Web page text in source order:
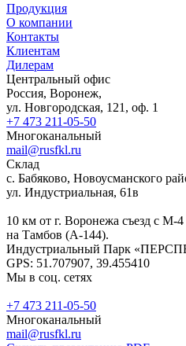
Продукция
О компании
Контакты
Клиентам
Дилерам
Центральный офис
Россия, Воронеж,
ул. Новгородская, 121, оф. 1
+7 473 211-05-50
Многоканальный
mail@rusfkl.ru
Склад
с. Бабяково, Новоусманского
ул. Индустриальная, 61в
10 км от г. Воронежа съезд с М-4
на Тамбов (А-144).
Индустриальный Парк
GPS: 51.707907, 39.455410
Мы в соц. сетях
+7 473 211-05-50
Многоканальный
mail@rusfkl.ru